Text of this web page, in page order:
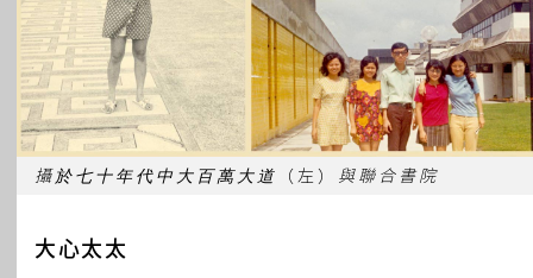
攝於七十年代中大百萬大道 （左） 與聯合書院
大心太太